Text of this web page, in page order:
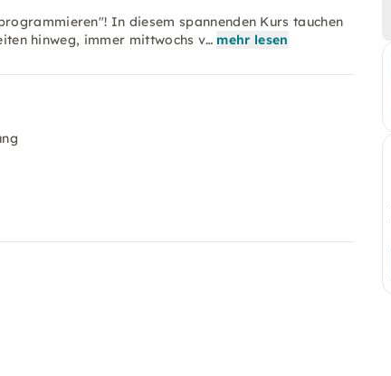
In diesem spannenden Kurs tauchen
hinweg, immer mittwochs v… mehr lesen